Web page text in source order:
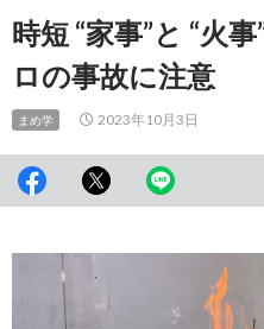
移
動時短 “家事”と “火
ロの事故に注意
まめ学 2023年10月3日